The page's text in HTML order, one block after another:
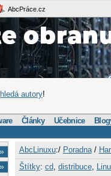
AbcPráce.cz
hledá autory!
Články Učebnice
AbcLinuxu:/ Poradna/
Štítky: cd, distribuce,